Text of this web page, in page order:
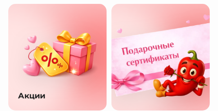
Акции